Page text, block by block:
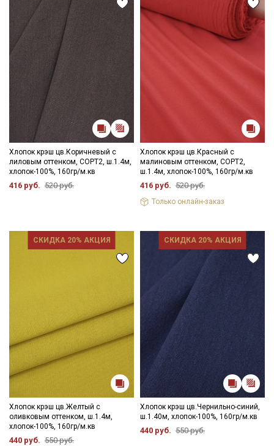
Хлопок крэш цв.Коричневый с
лиловым оттенком, СОРТ2, ш.1.4м,
хлопок-100%, 160гр/м.кв
416 руб. 520 руб.
Хлопок крэш цв.Красный с
малиновым оттенком, СОРТ2,
ш.1.4м, хлопок-100%, 160гр/м.кв
416 руб. 520 руб.
Только онлайн-заказ
СКИДКА 20% АКЦИЯ
Хлопок крэш цв.Желтый с
оливковым оттенком, ш.1.4м,
хлопок-100%, 160гр/м.кв
440 руб. 550 руб.
СКИДКА 20% АКЦИЯ
Хлопок крэш цв.Чернильно-синий,
ш.1.40м, хлопок-100%, 160гр/м.кв
440 руб. 550 руб.